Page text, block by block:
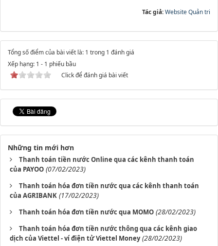
Tác giả:Website Quản tri
Tổng số điểm của bài viết là: 1 trong 1 đánh giá
Xếp hạng: 1 - 1 phiếu bầu
Click để đánh giá bài viết
Những tin mới hơn
Thanh toán tiền nước Online qua các kênh thanh toán
của PAYOO (07/02/2023)
Thanh toán hóa đơn tiền nước qua các kênh thanh toán
của AGRIBANK (17/02/2023)
Thanh toán hóa đơn tiền nước qua MOMO (28/02/2023)
Thanh toán hóa đơn tiền nước thông qua các kênh giao
dịch của Viettel - ví điện tử Viettel Money (28/02/2023)